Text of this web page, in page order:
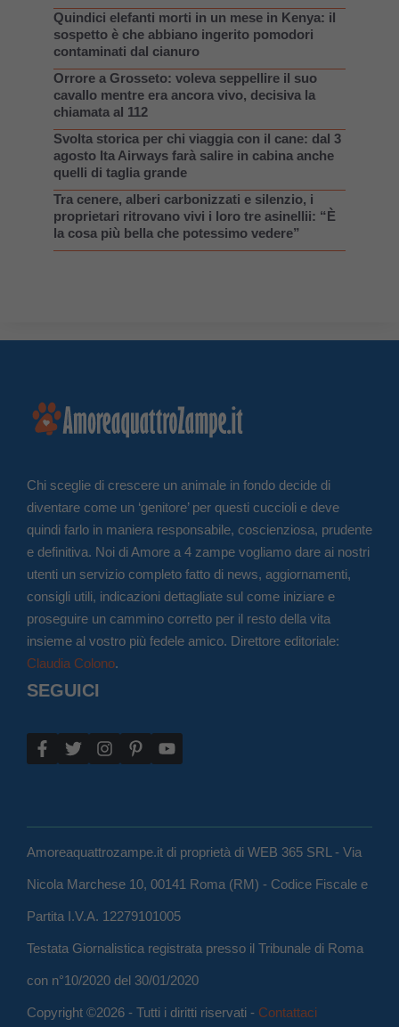
Quindici elefanti morti in un mese in Kenya: il
sospetto è che abbiano ingerito pomodori
contaminati dal cianuro
Orrore a Grosseto: voleva seppellire il suo
cavallo mentre era ancora vivo, decisiva la
chiamata al 112
Svolta storica per chi viaggia con il cane: dal 3
agosto Ita Airways farà salire in cabina anche
quelli di taglia grande
Tra cenere, alberi carbonizzati e silenzio, i
proprietari ritrovano vivi i loro tre asinellii: “È
la cosa più bella che potessimo vedere”
Chi sceglie di crescere un animale in fondo decide di
diventare come un ‘genitore’ per questi cuccioli e deve
quindi farlo in maniera responsabile, coscienziosa, prudente
e definitiva. Noi di Amore a 4 zampe vogliamo dare ai nostri
utenti un servizio completo fatto di news, aggiornamenti,
consigli utili, indicazioni dettagliate sul come iniziare e
proseguire un cammino corretto per il resto della vita
insieme al vostro più fedele amico. Direttore editoriale:
Claudia Colono.
SEGUICI
Amoreaquattrozampe.it di proprietà di WEB 365 SRL - Via
Nicola Marchese 10, 00141 Roma (RM) - Codice Fiscale e
Partita I.V.A. 12279101005
Testata Giornalistica registrata presso il Tribunale di Roma
con n°10/2020 del 30/01/2020
Copyright ©2026 - Tutti i diritti riservati - Contattaci